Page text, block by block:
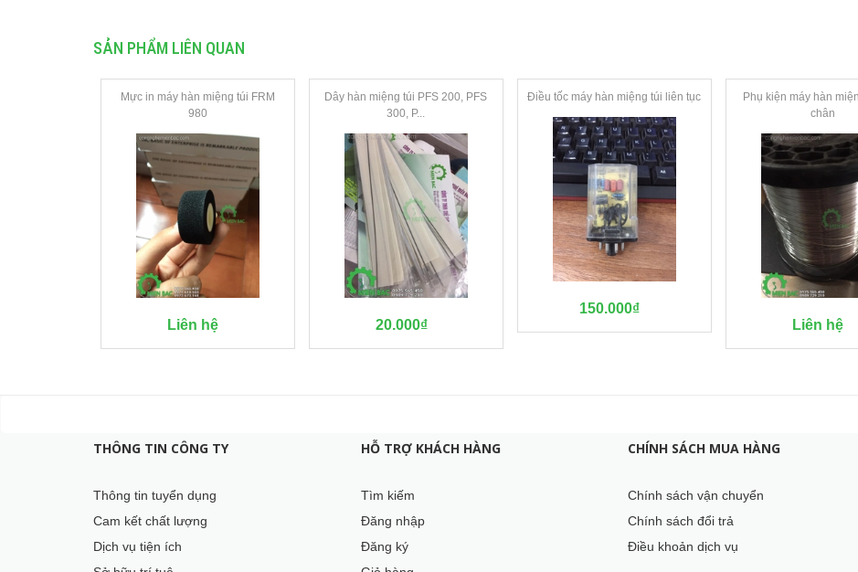
SẢN PHẨM LIÊN QUAN
Mực in máy hàn miệng túi FRM
980
Liên hệ
Dây hàn miệng túi PFS 200, PFS
300, P...
20.000₫
Điều tốc máy hàn miệng túi liên tục
150.000₫
Phụ kiện máy hàn
chân
Liên hệ
THÔNG TIN CÔNG TY
Thông tin tuyển dụng
Cam kết chất lượng
Dịch vụ tiện ích
HỖ TRỢ KHÁCH HÀNG
Tìm kiếm
Đăng nhập
Đăng ký
CHÍNH SÁCH MUA HÀNG
Chính sách vận chuyển
Chính sách đổi trả
Điều khoản dịch vụ